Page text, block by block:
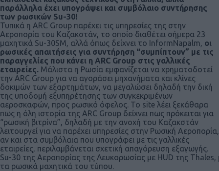
παράλληλα έχει υπογράψει και συμβόλαιο συντήρησης
των ρωσικών Su-30!
Τυπικά η ARC Group παρέχει τις υπηρεσίες της στην
Αεροπορία του Καζακστάν, το οποίο διαθέτει σήμερα 23
μαχητικά Su-30SM, αλλά όπως δείχνει το InformNapalm, οι
ρωσικές απαιτήσεις για συντήρηση “συμπίπτουν” με τις
παραγγελίες που κάνει η ARC Group στις γαλλικές
εταιρείες. Μάλιστα η Ρωσία εμφανίζεται να χρηματοδοτεί
την ARC Group για να αγοράσει μηχανήματα και κλίνες
δοκιμών των εξαρτημάτων, να μεγαλώσει δηλαδή την δική
της υποδομή εξυπηρέτησης των συγκεκριμένων
αεροσκαφών, προς ρωσικό όφελος. Το site λέει ξεκάθαρα
πως η όλη ιστορία της ARC Group δείχνει πως πρόκειται για
“ρωσική βιτρίνα”, δηλαδή με την ανοχή του Καζακστάν
λειτουργεί για να παρέχει υπηρεσίες στην Ρωσική Αεροπορία,
αν και στα συμβόλαια που υπογράφει με τις γαλλικές
εταιρείες, περιλαμβάνεται σχετική απαγόρευση εξαγωγής.
Su-30 της Αεροπορίας της Λευκορωσίας με HUD της Thales,
τα ρωσικά μαχητικά του τύπου.